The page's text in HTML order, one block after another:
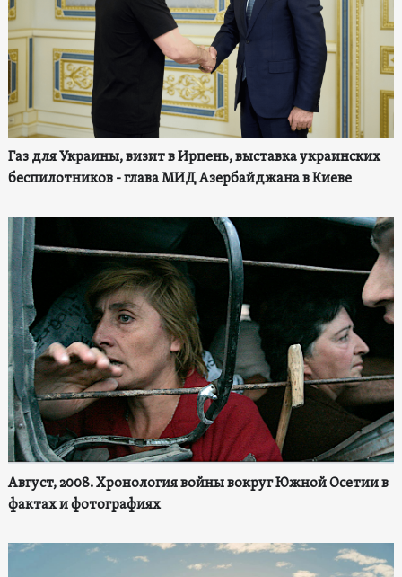
Газ для Украины, визит в Ирпень, выставка украинских
беспилотников - глава МИД Азербайджана в Киеве
Август, 2008. Хронология войны вокруг Южной Осетии в
фактах и фотографиях